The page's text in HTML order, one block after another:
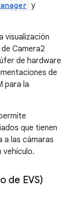
y
visualización
Camera2
de hardware
de
para la
que tienen
a las cámaras
vehículo.
de EVS)